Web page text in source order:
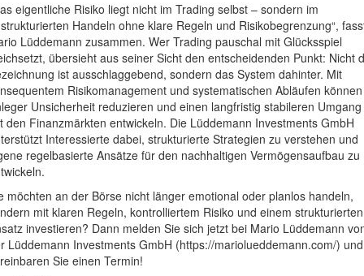
eigentliche Risiko liegt nicht im Trading selbst – sondern im
Handeln ohne klare Regeln und Risikobegrenzung“,
Lüddemann zusammen. Wer Trading pauschal mit Glücksspiel
übersieht aus seiner Sicht den entscheidenden Punkt: Nicht
ist ausschlaggebend, sondern das System dahinter. Mit
Risikomanagement und systematischen Abläufen können
Unsicherheit reduzieren und einen langfristig stabileren Umgang
den Finanzmärkten entwickeln. Die Lüddemann Investments GmbH
Interessierte dabei, strukturierte Strategien zu verstehen und
regelbasierte Ansätze für den nachhaltigen Vermögensaufbau zu
möchten an der Börse nicht länger emotional oder planlos handeln,
mit klaren Regeln, kontrolliertem Risiko und einem strukturierten
investieren? Dann melden Sie sich jetzt bei Mario Lüddemann
Lüddemann Investments GmbH (https://mariolueddemann.com/) und
Sie einen Termin!